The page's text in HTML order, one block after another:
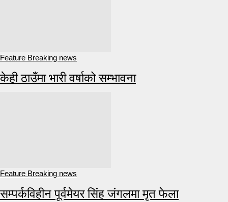
Feature Breaking news
केही ठाउँमा भारी वर्षाको सम्भावना
Feature Breaking news
सम्पर्कविहीन पूर्वमेयर सिंह जंगलमा मृत फेला